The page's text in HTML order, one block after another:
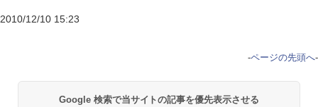
2010/12/10 15:23
-ページの先頭へ-
Google 検索で当サイトの記事を優先表示させる